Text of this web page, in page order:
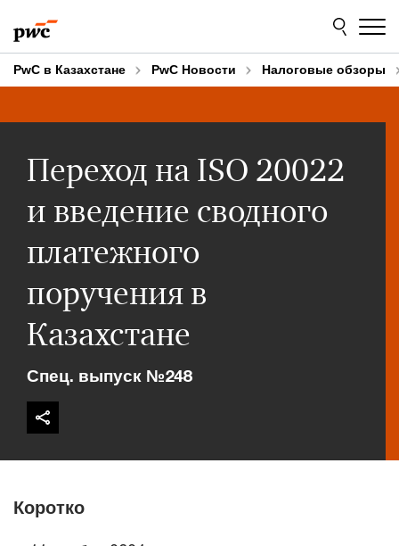
to
content
to
footer
PwC в Казахстане PwC Новости Налоговые обзоры
Переход на ISO 20022
и введение сводного
платежного
поручения в
Казахстане
Спец. выпуск №248
Коротко